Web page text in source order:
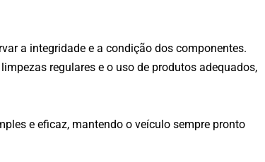
a integridade e a condição dos componentes.
regulares e o uso de produtos adequados,
e eficaz, mantendo o veículo sempre pronto